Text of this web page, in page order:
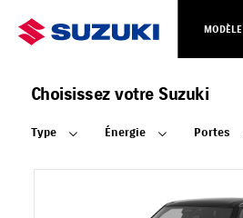
MODÈLE
Choisissez votre Suzuki
Type Énergie Portes